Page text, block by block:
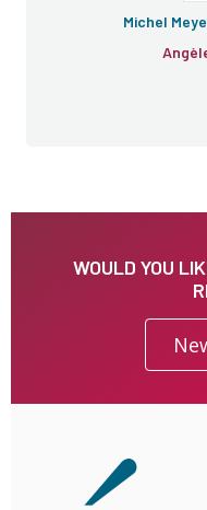
Michel
WOULD YOU